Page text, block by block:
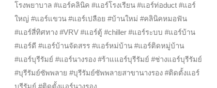
โรงพยาบาล #แอร์คลินิค #แอร์โรงเรียน #แอร์ท่อduct #แอร์
ใหญ่ #แอร์แขวน #แอร์เปลือย #บ้านใหม่ #คลินิคหมอฟัน
#แอร์สี่ทิศทาง #VRV #แอร์ตู้ #chiller #แอร์ระบบ #แอร์บ้าน
#แอร์ดี #แอร์บ้านจัดสรร #แอร์หม่บ้าน #แอร์ติดหมู่บ้าน
#แอร์บุรีรัมย์ #แอร์นางรอง #ร้าแแอร์บุรีรัมย์ #ช่างแอร์บุรีรัมย์
#บุรีรัมย์ซัพพลาย #บุรีรัมย์ซัพพลายสาขานางรอง #ติดตั้งแอร์
บุรีรัมย์ #ติดตั้งแอร์นางรอง